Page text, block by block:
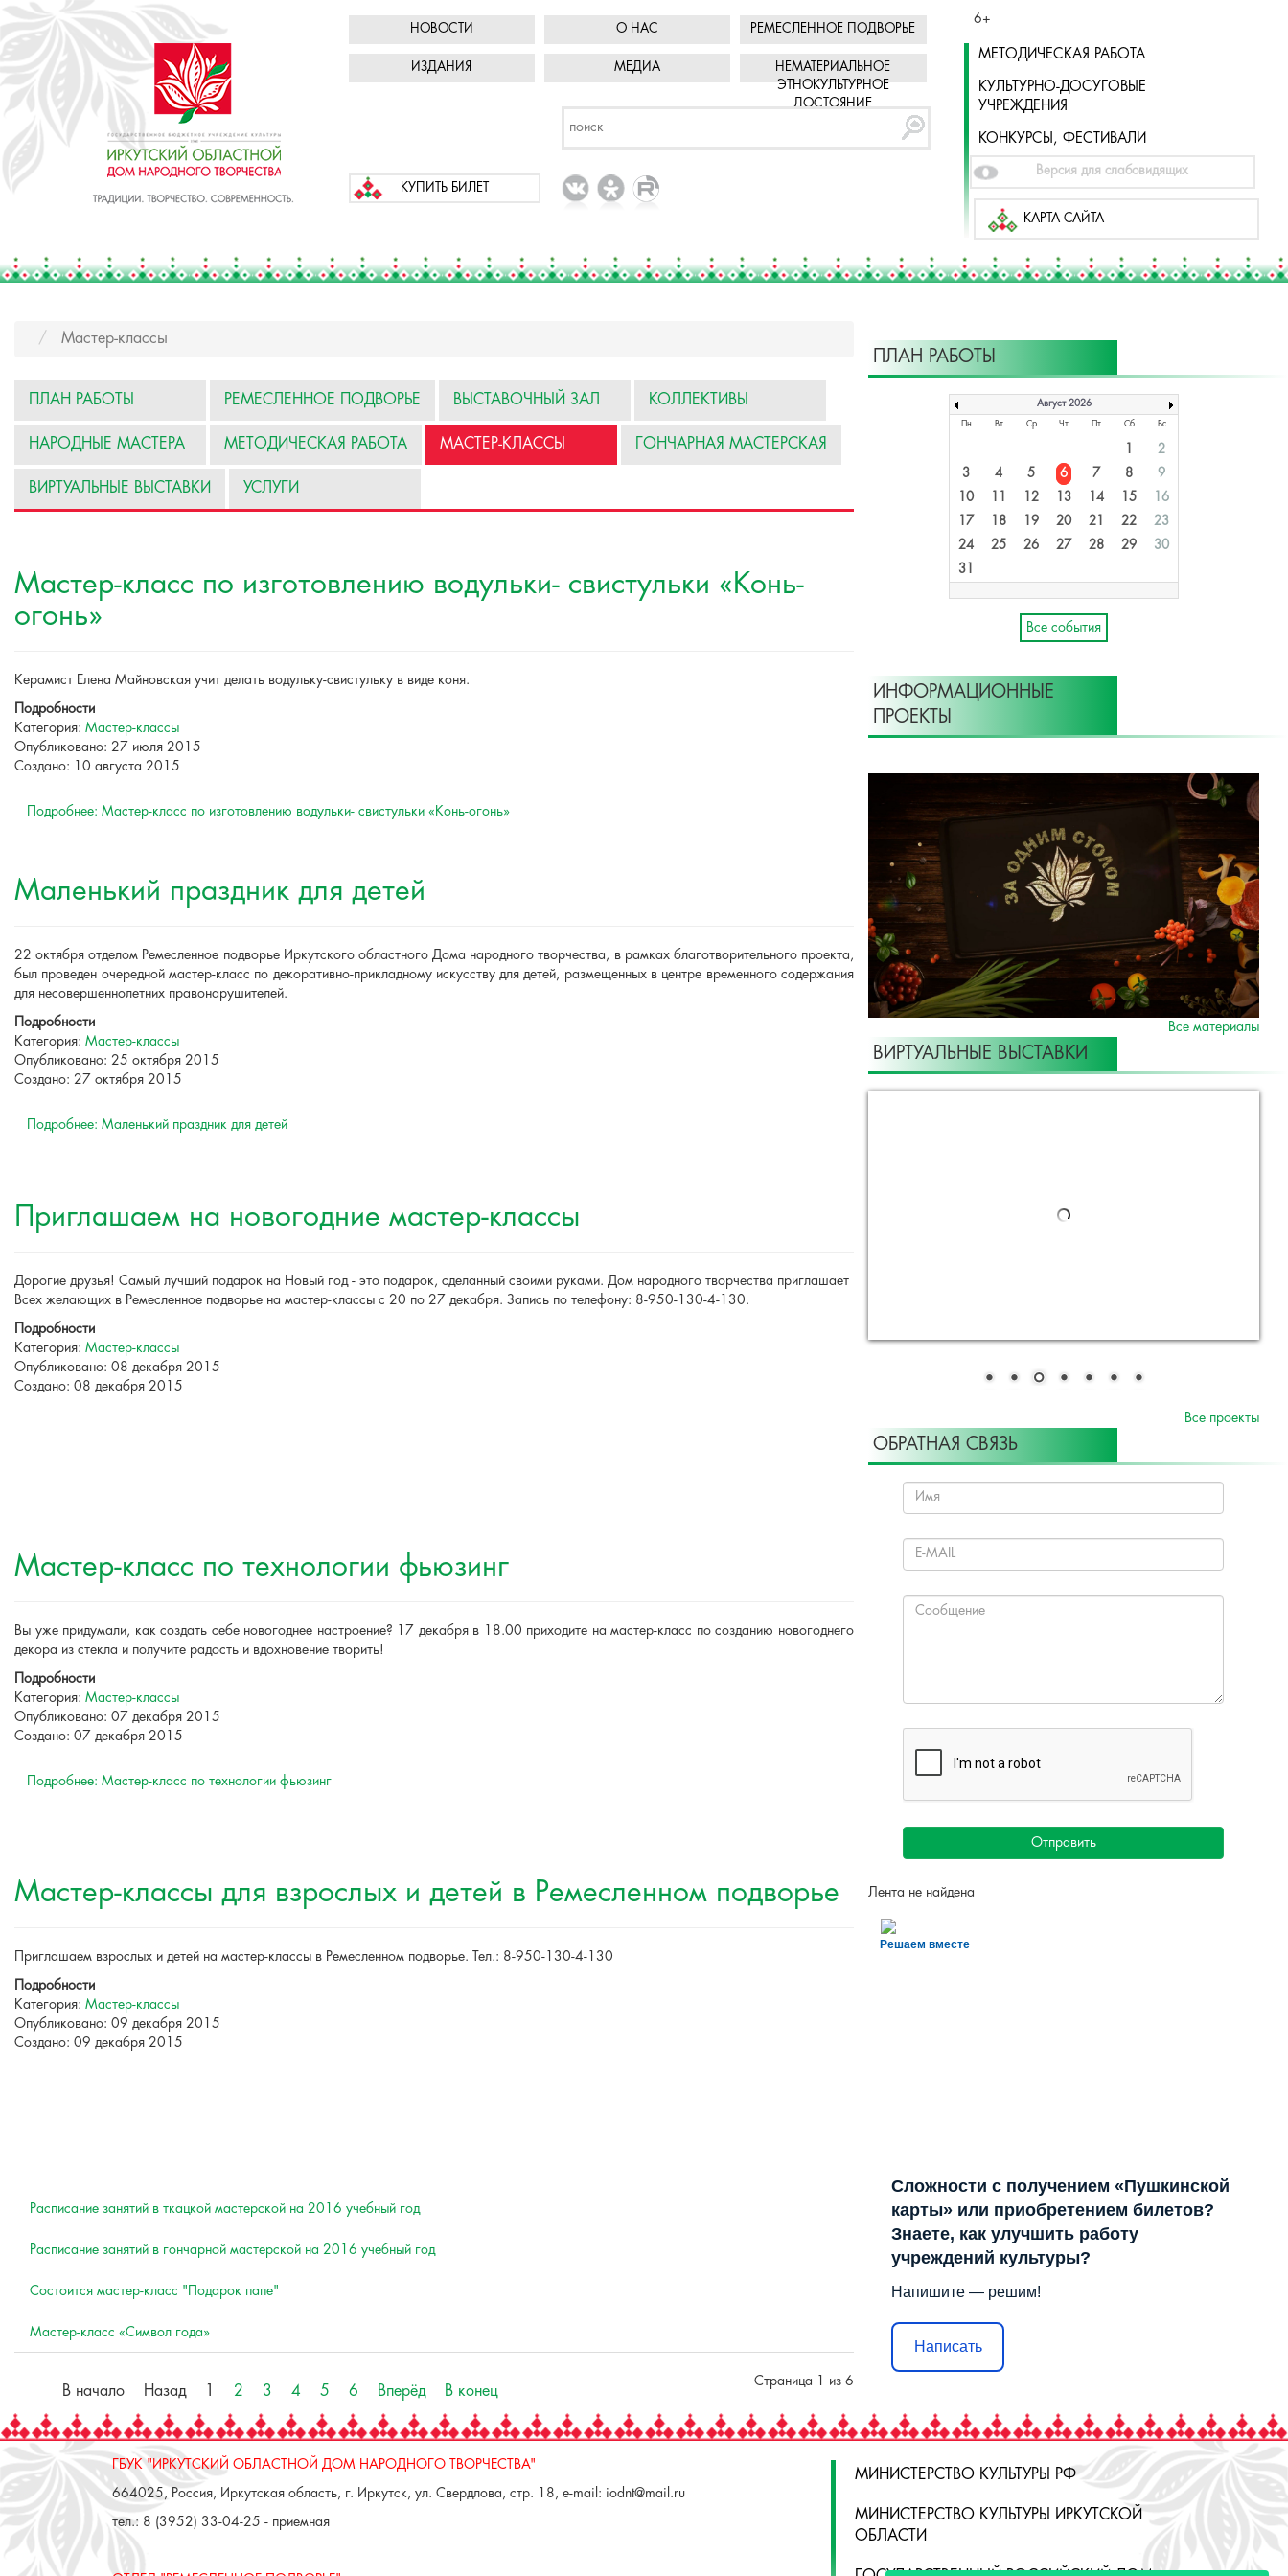
НОВОСТИ О НАС РЕМЕСЛЕННОЕ ПОДВОРЬЕ
ИЗДАНИЯ МЕДИА
НЕМАТЕРИАЛЬНОЕ
ЭТНОКУЛЬТУРНОЕ
ДОСТОЯНИЕ
КУПИТЬ БИЛЕТ
6+
МЕТОДИЧЕСКАЯ РАБОТА
КУЛЬТУРНО-ДОСУГОВЫЕ
УЧРЕЖДЕНИЯ
КОНКУРСЫ, ФЕСТИВАЛИ
Версия для слабовидящих
КАРТА САЙТА
Мастер-классы
ПЛАН РАБОТЫ РЕМЕСЛЕННОЕ ПОДВОРЬЕ ВЫСТАВОЧНЫЙ ЗАЛ КОЛЛЕКТИВЫ
НАРОДНЫЕ МАСТЕРА МЕТОДИЧЕСКАЯ РАБОТА МАСТЕР-КЛАССЫ ГОНЧАРНАЯ МАСТЕРСКАЯ
ВИРТУАЛЬНЫЕ ВЫСТАВКИ УСЛУГИ
Мастер-класс по изготовлению водульки- свистульки «Конь-
огонь»
Керамист Елена Майновская учит делать водульку-свистульку в виде коня.
Подробности
Категория: Мастер-классы
Опубликовано: 27 июля 2015
Создано: 10 августа 2015
Подробнее: Мастер-класс по изготовлению водульки- свистульки «Конь-огонь»
Маленький праздник для детей
22 октября отделом Ремесленное подворье Иркутского областного Дома народного творчества, в рамках благотворительного проекта,
был проведен очередной мастер-класс по декоративно-прикладному искусству для детей, размещенных в центре временного содержания
для несовершеннолетних правонарушителей.
Подробности
Категория: Мастер-классы
Опубликовано: 25 октября 2015
Создано: 27 октября 2015
Подробнее: Маленький праздник для детей
Приглашаем на новогодние мастер-классы
Дорогие друзья! Самый лучший подарок на Новый год - это подарок, сделанный своими руками. Дом народного творчества приглашает
Всех желающих в Ремесленное подворье на мастер-классы с 20 по 27 декабря. Запись по телефону: 8-950-130-4-130.
Подробности
Категория: Мастер-классы
Опубликовано: 08 декабря 2015
Создано: 08 декабря 2015
Мастер-класс по технологии фьюзинг
Вы уже придумали, как создать себе новогоднее настроение? 17 декабря в 18.00 приходите на мастер-класс по созданию новогоднего
декора из стекла и получите радость и вдохновение творить!
Подробности
Категория: Мастер-классы
Опубликовано: 07 декабря 2015
Создано: 07 декабря 2015
Подробнее: Мастер-класс по технологии фьюзинг
Мастер-классы для взрослых и детей в Ремесленном подворье
Приглашаем взрослых и детей на мастер-классы в Ремесленном подворье. Тел.: 8-950-130-4-130
Подробности
Категория: Мастер-классы
Опубликовано: 09 декабря 2015
Создано: 09 декабря 2015
Расписание занятий в ткацкой мастерской на 2016 учебный год
Расписание занятий в гончарной мастерской на 2016 учебный год
Состоится мастер-класс "Подарок папе"
Мастер-класс «Символ года»
Страница 1 из 6
В начало Назад 2 3 4 5 6 Вперёд В конец
ПЛАН РАБОТЫ
Август 2026
Пн Вт Ср Чт Пт Сб Вс
1
2
3
4 5 6 7 8
9
10
11 12 13 14 15
16
17
18 19 20 21 22
23
24
25 26 27 28 29
30
31
Все события
ИНФОРМАЦИОННЫЕ
ПРОЕКТЫ
Все материалы
ВИРТУАЛЬНЫЕ ВЫСТАВКИ
ОБРАТНАЯ СВЯЗЬ
Отправить
Решаем вместе
карты» или приобретением билетов?
Знаете, как улучшить работу
учреждений культуры?
ГБУК "ИРКУТСКИЙ ОБЛАСТНОЙ ДОМ НАРОДНОГО ТВОРЧЕСТВА"
664025, Россия, Иркутская область, г. Иркутск, ул. Свердлова, стр. 18, e-mail: iodnt@mail.ru
тел.: 8 (3952) 33-04-25 - приемная
МИНИСТЕРСТВО КУЛЬТУРЫ РФ
МИНИСТЕРСТВО КУЛЬТУРЫ ИРКУТСКОЙ
ОБЛАСТИ